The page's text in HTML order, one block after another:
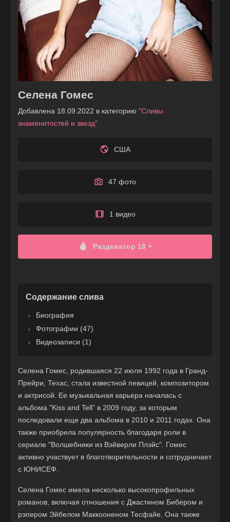
Селена Гомес
Добавлена 18.09.2022 в категорию "Сливы
знаменитостей и звезд"
США
47 фото
1 видео
Раздеватор 18 +
Содержание слива
Биография
Фотографии (47)
Видеозаписи (1)
Селена Гомес, родившаяся 22 июля 1992 года в Гранд-
Прейри, Техас, стала известной певицей, композитором
и актрисой. Ее музыкальная карьера началась с
альбома "Kiss and Tell" в 2009 году, за которым
последовали еще два альбома в 2010 и 2011 годах. Она
также приобрела популярность благодаря роли в
сериале "Волшебники из Вэйверли Плэйс". Гомес
активно участвует в благотворительности и сотрудничает
с ЮНИСЕФ.
Селена Гомес имела несколько высокопрофильных
романов, включая отношения с Джастином Бибером и
рэпером Эйбелом Маккооненом Тесфайе. Она также